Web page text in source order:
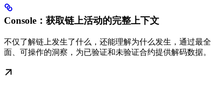
Console：获取链上活动的完整上下文
不仅了解链上发生了什么，还能理解为什么发生，通过最全
面、可操作的洞察，为已验证和未验证合约提供解码数据。